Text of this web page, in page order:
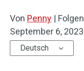
Von Penny | Folgen
September 6, 2023
Deutsch